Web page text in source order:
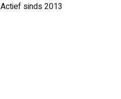
Actief sinds 2013